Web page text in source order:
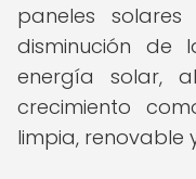
paneles
disminución de
energía solar,
crecimiento
limpia, renovable